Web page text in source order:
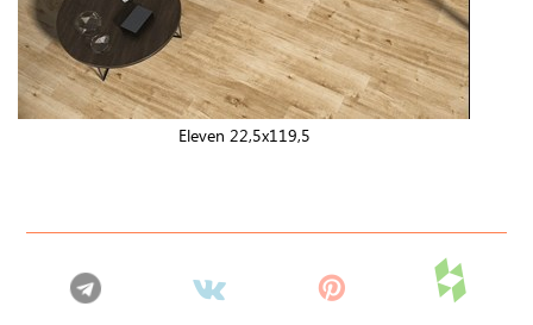
Eleven 22,5x119,5